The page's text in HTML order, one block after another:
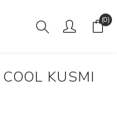
(0)
KUSMI